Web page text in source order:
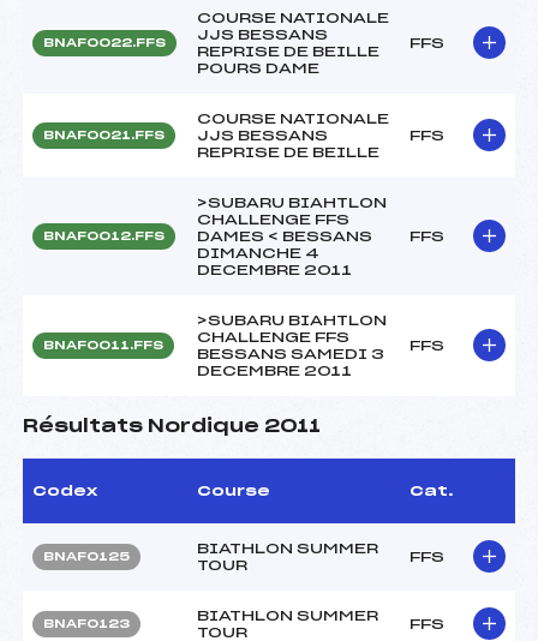
BNAF0022.FFS
COURSE NATIONALE
JJS BESSANS
REPRISE DE BEILLE
POURS DAME
FFS
BNAF0021.FFS
COURSE NATIONALE
JJS BESSANS
REPRISE DE BEILLE
FFS
BNAF0012.FFS
>SUBARU BIAHTLON
CHALLENGE FFS
DAMES < BESSANS
DIMANCHE 4
DECEMBRE 2011
FFS
BNAF0011.FFS
>SUBARU BIAHTLON
CHALLENGE FFS
BESSANS SAMEDI 3
DECEMBRE 2011
FFS
Résultats Nordique 2011
Codex Course Cat.
BNAF0125
BIATHLON SUMMER
TOUR
FFS
BNAF0123
BIATHLON SUMMER
TOUR
FFS